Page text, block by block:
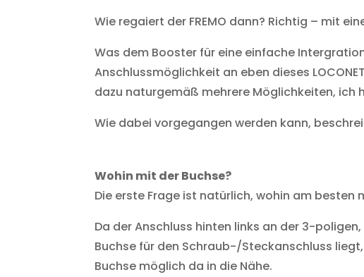
Wie regaiert der FREMO dann? Richtig – mit
Was dem Booster für eine einfache
Anschlussmöglichkeit an eben dieses
dazu naturgemäß mehrere Möglichkeiten, ich
Wie dabei vorgegangen werden kann,
Wohin mit der Buchse?
Die erste Frage ist natürlich, wohin am besten
Da der Anschluss hinten links an der 3-
Buchse für den Schraub-/Steckanschluss
Buchse möglich da in die Nähe.